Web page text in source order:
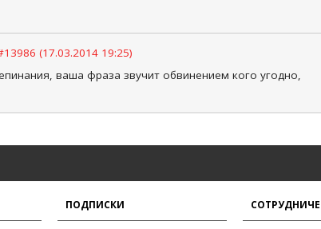
(17.03.2014 19:25)
ваша фраза звучит обвинением кого угодно,
ПОДПИСКИ